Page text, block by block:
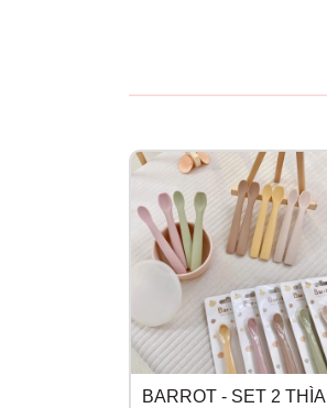
BARROT - SET 2 THÌA